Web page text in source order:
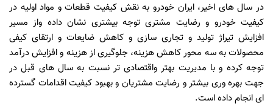
در سال های اخیر، ایران خودرو به نقش کیفیت قطعات و مواد اولیه در
کیفیت خودرو و رضایت مشتری توجه بیشتری نشان داده واز مسیر
افزایش تیراژ تولید و تجاری سازی و کاهش ضایعات و ارتقای کیفی
محصولات به سه محور کاهش هزینه، جلوگیری از هزینه و افزایش درآمد
توجه کرده و با مدیریت بهتر واقتصادی تر نسبت به سال های قبل در
جهت بهره وری بیشتر و رضایت مشتریان و بهبود کیفیت اقدامات گسترده
ای انجام داده است.